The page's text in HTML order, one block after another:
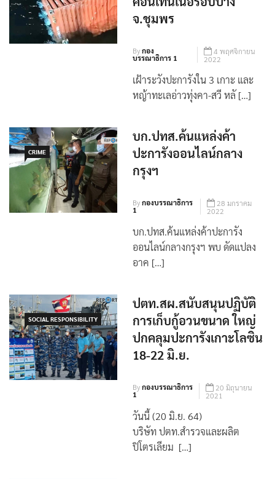
จ.ชุมพร
Byกอง
บรรณาธิการ 1
4 พฤศจิกายน
2022
เฝ้าระวังปะการังใน 3 เกาะ และ
หญ้าทะเลอ่าวทุ่งคา-สวี หลั […]
CRIME
บก.ปทส.ค้นแหล่งค้า
ปะการังออนไลน์กลาง
กรุงฯ
Byกองบรรณาธิการ
1
28 มกราคม
2022
บก.ปทส.ค้นแหล่งค้าปะการัง
ออนไลน์กลางกรุงฯ พบ ดัดแปลง
อาค […]
SOCIAL RESPONSIBILITY
ปตท.สผ.สนับสนุนปฏิบัติ
การเก็บกู้อวนขนาด ใหญ่
ปกคลุมปะการังเกาะโลซิน
18-22 มิ.ย.
Byกองบรรณาธิการ
1
20 มิถุนายน
2021
วันนี้ (20 มิ.ย. 64)
บริษัท ปตท.สำรวจและผลิต
ปิโตรเลียม […]